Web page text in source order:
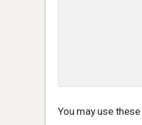
You may use these